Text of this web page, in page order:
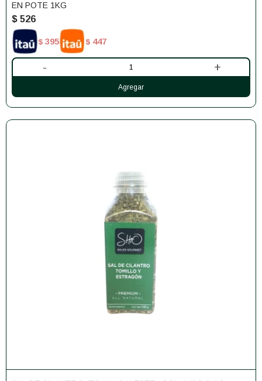
EN POTE 1KG
$ 526
$ 395 $ 447
- +